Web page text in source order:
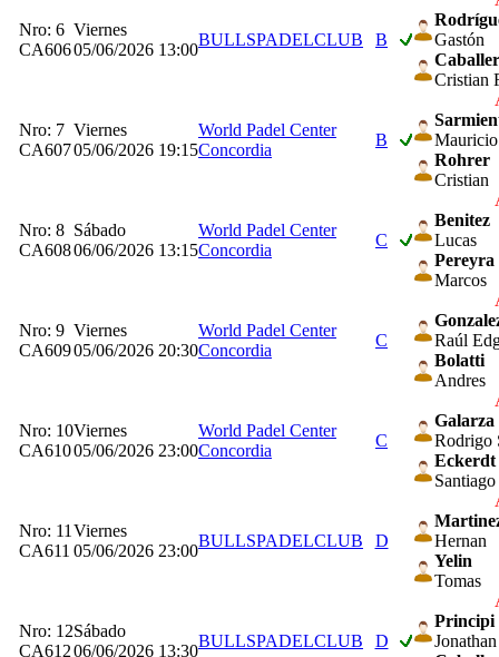
Nro: 6
CA606
Viernes
05/06/2026 13:00
BULLSPADELCLUB B
Gastón
Cristian
Nro: 7
CA607
Viernes
05/06/2026 19:15
World Padel Center
Concordia
B
Mauricio
Rohrer
Cristian
Nro: 8
CA608
Sábado
06/06/2026 13:15
World Padel Center
Concordia
C
Benitez
Lucas
Pereyra
Marcos
Nro: 9
CA609
Viernes
05/06/2026 20:30
World Padel Center
Concordia
C
Raúl
Bolatti
Andres
Nro: 10
CA610
Viernes
05/06/2026 23:00
World Padel Center
Concordia
C
Galarza
Rodrigo
Eckerdt
Santiago
Nro: 11
CA611
Viernes
05/06/2026 23:00
BULLSPADELCLUB D
Hernan
Yelin
Tomas
Nro: 12
CA612
Sábado
06/06/2026 13:30
BULLSPADELCLUB D
Principi
Jonathan